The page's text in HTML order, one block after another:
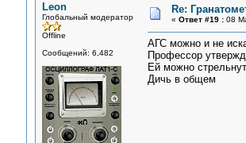
Leon
Глобальный модератор
Offline
Сообщений: 6,482
Re:
« Ответ #19 :08
АГС можно и не
Профессор
Ей можно
Дичь в общем